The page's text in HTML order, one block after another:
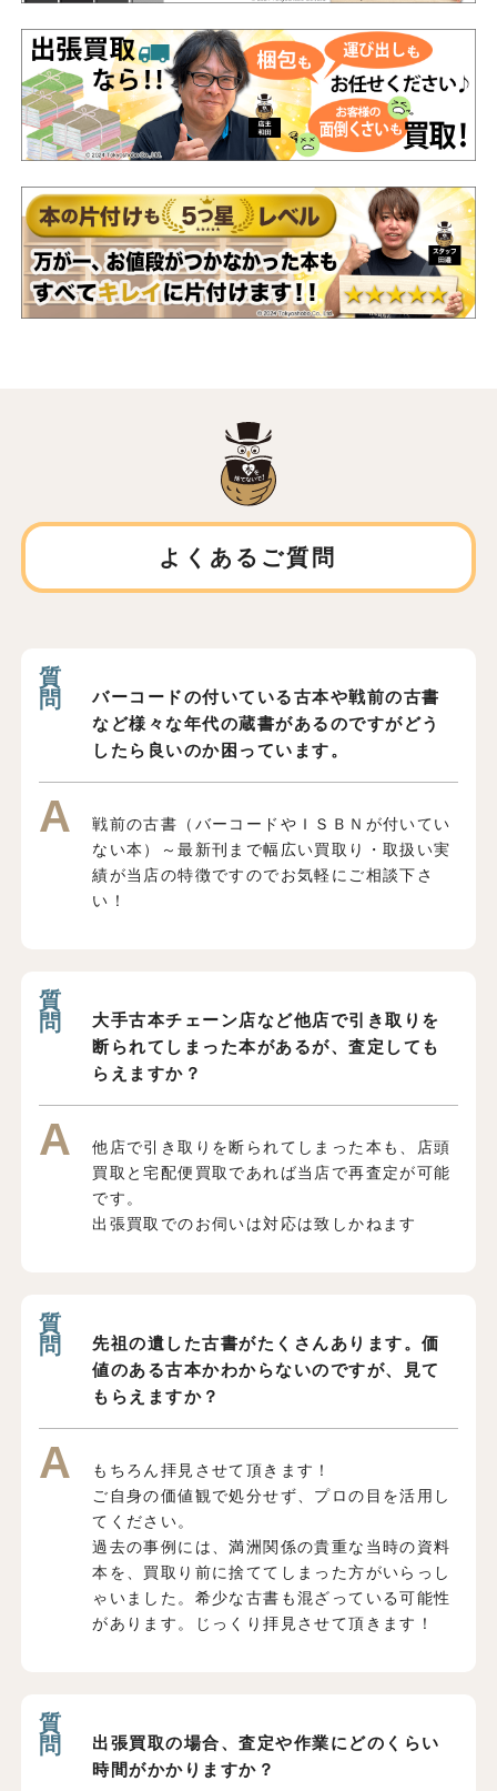
よくあるご質問
バーコードの付いている古本や戦前の古書
など様々な年代の蔵書があるのですがどう
したら良いのか困っています。
戦前の古書（バーコードやＩＳＢＮが付いてい
ない本）～最新刊まで幅広い買取り・取扱い実
績が当店の特徴ですのでお気軽にご相談下さ
い！
大手古本チェーン店など他店で引き取りを
断られてしまった本があるが、査定しても
らえますか？
他店で引き取りを断られてしまった本も、店頭
買取と宅配便買取であれば当店で再査定が可能
です。
出張買取でのお伺いは対応は致しかねます
先祖の遺した古書がたくさんあります。価
値のある古本かわからないのですが、見て
もらえますか？
もちろん拝見させて頂きます！
ご自身の価値観で処分せず、プロの目を活用し
てください。
過去の事例には、満洲関係の貴重な当時の資料
本を、買取り前に捨ててしまった方がいらっし
ゃいました。希少な古書も混ざっている可能性
があります。じっくり拝見させて頂きます！
出張買取の場合、査定や作業にどのくらい
時間がかかりますか？